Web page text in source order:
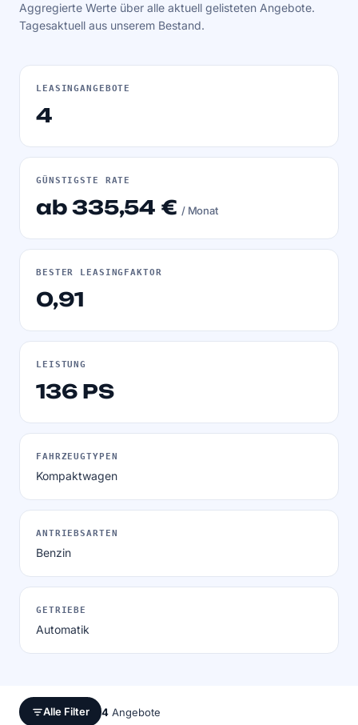
Aggregierte Werte über alle aktuell gelisteten Angebote.
Tagesaktuell aus unserem Bestand.
LEASINGANGEBOTE
4
GÜNSTIGSTE RATE
ab 335,54 €/ Monat
BESTER LEASINGFAKTOR
0,91
LEISTUNG
136 PS
FAHRZEUGTYPEN
Kompaktwagen
ANTRIEBSARTEN
Benzin
GETRIEBE
Automatik
Alle Filter 4 Angebote